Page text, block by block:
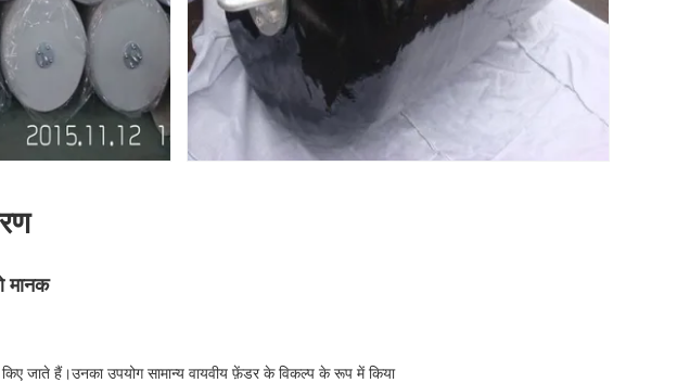
मानक
जाते हैं।उनका उपयोग सामान्य वायवीय फ़ेंडर के विकल्प के रूप में किया